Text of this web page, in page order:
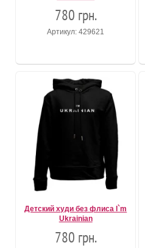
780 грн.
Артикул: 429621
Детский худи без флиса I`m
Ukrainian
780 грн.